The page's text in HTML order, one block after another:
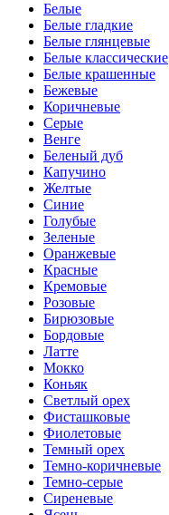
Белые
Белые гладкие
Белые глянцевые
Белые классические
Белые крашенные
Бежевые
Коричневые
Серые
Венге
Беленый дуб
Капучино
Желтые
Синие
Голубые
Зеленые
Оранжевые
Красные
Кремовые
Розовые
Бирюзовые
Бордовые
Латте
Мокко
Коньяк
Светлый орех
Фисташковые
Фиолетовые
Темный орех
Темно-коричневые
Темно-серые
Сиреневые